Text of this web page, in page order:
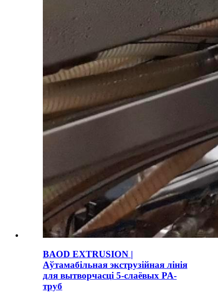
BAOD EXTRUSION |
Аўтамабільная экструзійная лінія
для вытворчасці 5-слаёвых PA-
труб